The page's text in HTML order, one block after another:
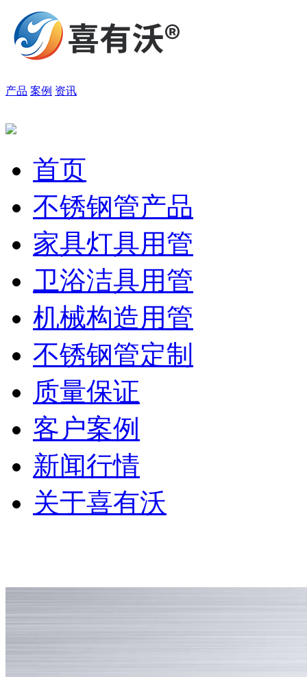
产品 案例 资讯
首页
不锈钢管产品
家具灯具用管
卫浴洁具用管
机械构造用管
不锈钢管定制
质量保证
客户案例
新闻行情
关于喜有沃